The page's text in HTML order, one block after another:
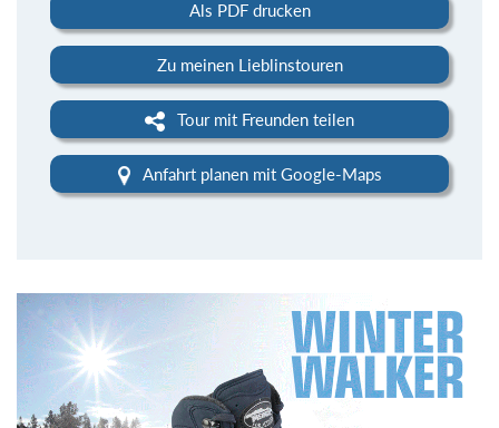
Als PDF drucken
Zu meinen Lieblinstouren
Tour mit Freunden teilen
Anfahrt planen mit Google-Maps